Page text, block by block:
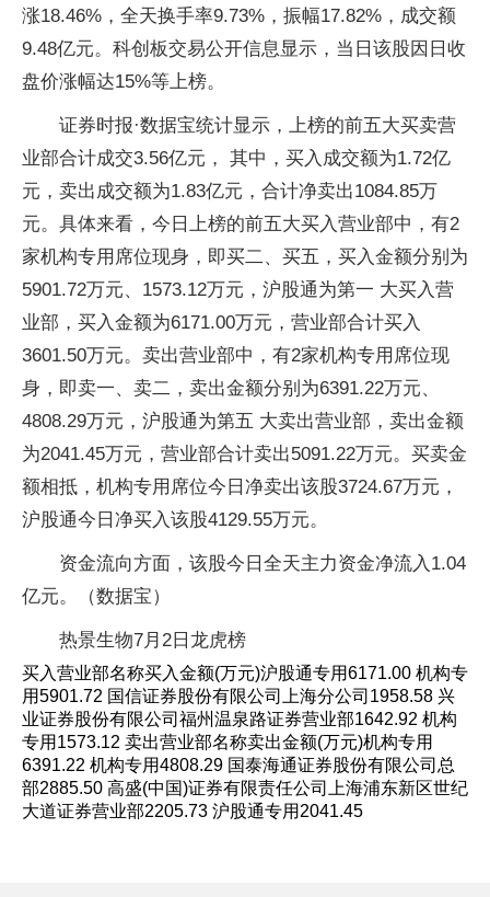
涨18.46%，全天换手率9.73%，振幅17.82%，成交额
9.48亿元。科创板交易公开信息显示，当日该股因日收
盘价涨幅达15%等上榜。
证券时报·数据宝统计显示，上榜的前五大买卖营
业部合计成交3.56亿元， 其中，买入成交额为1.72亿
元，卖出成交额为1.83亿元，合计净卖出1084.85万
元。具体来看，今日上榜的前五大买入营业部中，有2
家机构专用席位现身，即买二、买五，买入金额分别为
5901.72万元、1573.12万元，沪股通为第一 大买入营
业部，买入金额为6171.00万元，营业部合计买入
3601.50万元。卖出营业部中，有2家机构专用席位现
身，即卖一、卖二，卖出金额分别为6391.22万元、
4808.29万元，沪股通为第五 大卖出营业部，卖出金额
为2041.45万元，营业部合计卖出5091.22万元。买卖金
额相抵，机构专用席位今日净卖出该股3724.67万元，
沪股通今日净买入该股4129.55万元。
资金流向方面，该股今日全天主力资金净流入1.04
亿元。（数据宝）
热景生物7月2日龙虎榜
买入营业部名称买入金额(万元)沪股通专用6171.00 机构专
用5901.72 国信证券股份有限公司上海分公司1958.58 兴
业证券股份有限公司福州温泉路证券营业部1642.92 机构
专用1573.12 卖出营业部名称卖出金额(万元)机构专用
6391.22 机构专用4808.29 国泰海通证券股份有限公司总
部2885.50 高盛(中国)证券有限责任公司上海浦东新区世纪
大道证券营业部2205.73 沪股通专用2041.45